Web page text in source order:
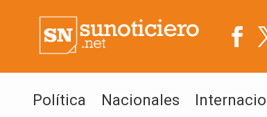
Política Nacionales